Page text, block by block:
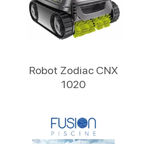
Robot Zodiac CNX
1020